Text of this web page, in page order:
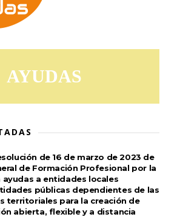
AYUDAS
de 16 de marzo de 2023 de
de Formación Profesional por la
ayudas a entidades locales
públicas dependientes de las
territoriales para la creación de
abierta, flexible y a distancia